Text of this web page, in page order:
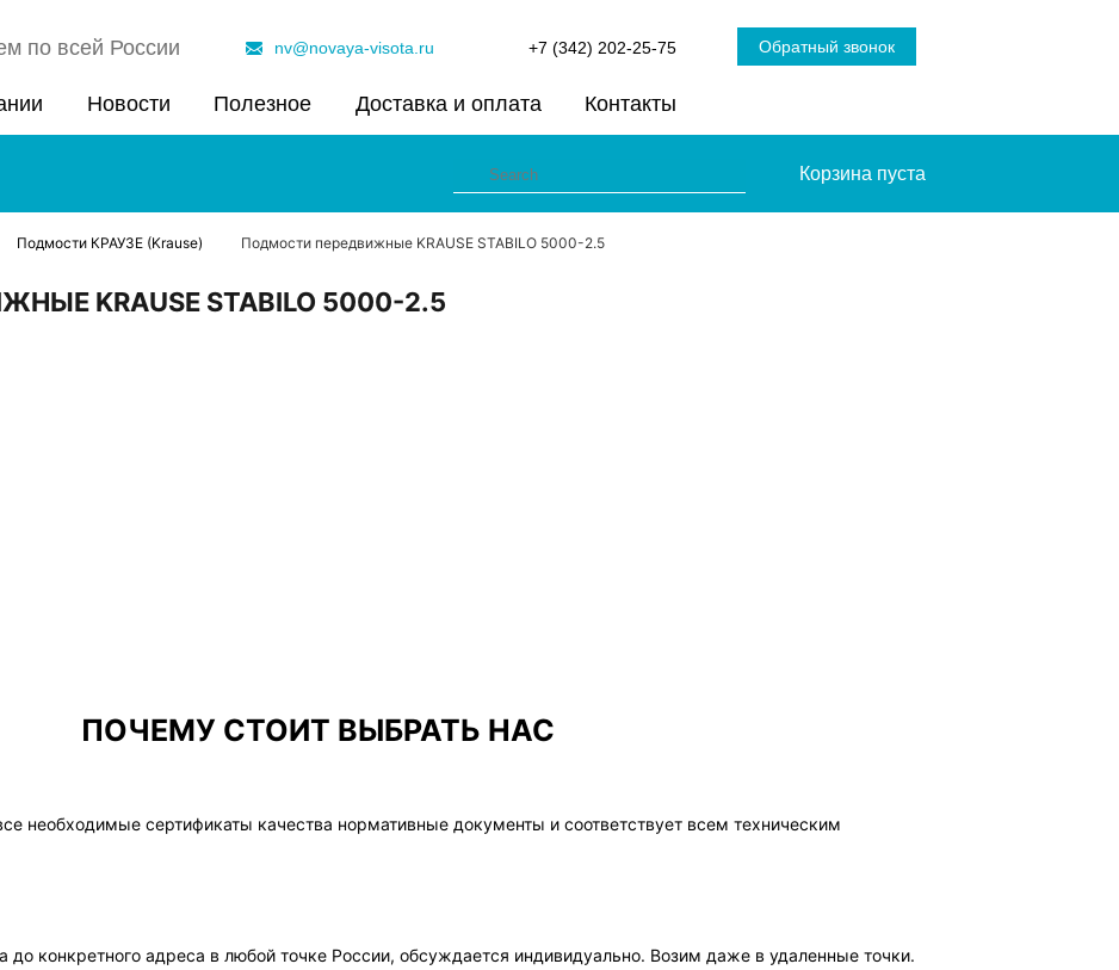
по всей России nv@novaya-visota.ru +7 (342) 202-25-75
Новости Полезное Доставка и оплата Контакты
Обратный звонок
Корзина пуста
Подмости КРАУЗЕ (Krause) Подмости передвижные KRAUSE STABILO 5000-2.5
KRAUSE STABILO 5000-2.5
ПОЧЕМУ СТОИТ ВЫБРАТЬ НАС
необходимые сертификаты качества нормативные документы и соответствует всем техническим
до конкретного адреса в любой точке России, обсуждается индивидуально. Возим даже в удаленные точки.